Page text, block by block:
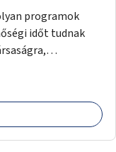
programok
időt tudnak